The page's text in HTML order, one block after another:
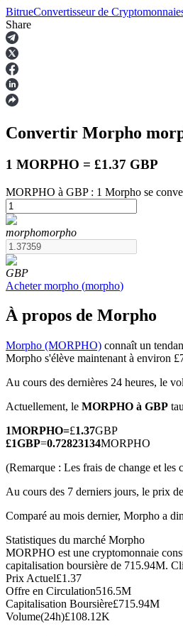
Contrats à terme
Futures USDT
Futures utilisant l'USDT comme
Futures COIN-M
Contrats à terme sur crypto-
BitrueConvertisseur de
Share
Convertir Morpho
1 MORPHO = £1.37 GBP
MORPHO à GBP : 1 Morpho se
morphomorpho
GBP
Acheter morpho (morpho)
À propos de Morpho
Morpho (MORPHO) connaît un
Morpho s'élève maintenant à environ
Au cours des dernières 24 heures, le
Actuellement, le MORPHO à GBP
1MORPHO=£1.37GBP
£1GBP=0.72823134MORPHO
(Remarque : Les frais de change et les
Au cours des 7 derniers jours, le prix
Comparé au mois dernier, Morpho a
Statistiques du marché Morpho
MORPHO est une cryptomonnaie
capitalisation boursière de 715.94M.
Prix Actuel£1.37
Offre en Circulation516.5M
Capitalisation Boursière£715.94M
Volume(24h)£108.12K